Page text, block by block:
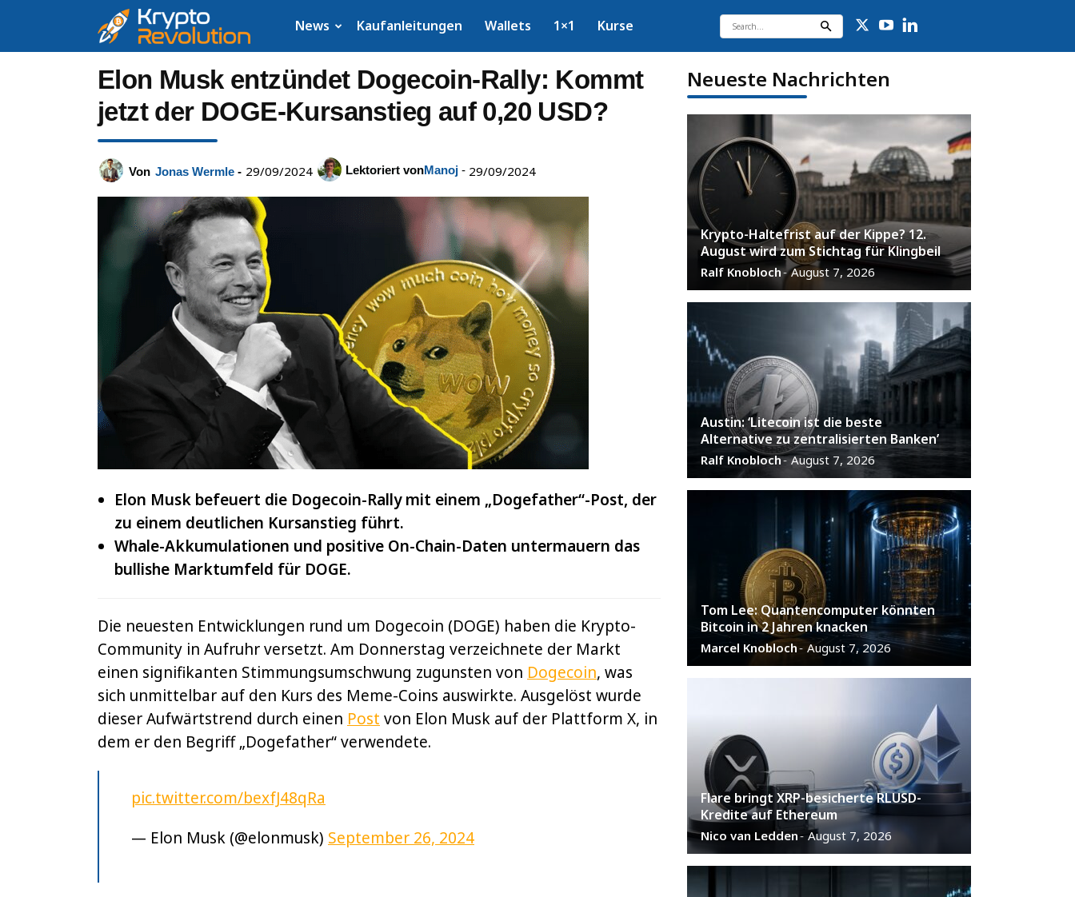
Krypto
News:
Aktuelle
Bitcoin,
XRP,
Dogecoin,
Cardano,
IOTA
und
VeChain
News Kaufanleitungen Wallets 1×1 Kurse
Elon Musk entzündet Dogecoin-Rally: Kommt
jetzt der DOGE-Kursanstieg auf 0,20 USD?
Von Jonas Wermle - 29/09/2024 Lektoriert vonManoj - 29/09/2024
Elon Musk befeuert die Dogecoin-Rally mit einem „Dogefather“-Post, der
zu einem deutlichen Kursanstieg führt.
Whale-Akkumulationen und positive On-Chain-Daten untermauern das
bullishe Marktumfeld für DOGE.
Die neuesten Entwicklungen rund um Dogecoin (DOGE) haben die Krypto-
Community in Aufruhr versetzt. Am Donnerstag verzeichnete der Markt
einen signifikanten Stimmungsumschwung zugunsten von Dogecoin, was
sich unmittelbar auf den Kurs des Meme-Coins auswirkte. Ausgelöst wurde
dieser Aufwärtstrend durch einen Post von Elon Musk auf der Plattform X, in
dem er den Begriff „Dogefather“ verwendete.
pic.twitter.com/bexfJ48qRa
— Elon Musk (@elonmusk) September 26, 2024
Neueste Nachrichten
Krypto-Haltefrist auf der Kippe? 12.
August wird zum Stichtag für Klingbeil
Ralf Knobloch- August 7, 2026
Austin: ‘Litecoin ist die beste
Alternative zu zentralisierten Banken’
Ralf Knobloch- August 7, 2026
Tom Lee: Quantencomputer könnten
Bitcoin in 2 Jahren knacken
Marcel Knobloch- August 7, 2026
Flare bringt XRP-besicherte RLUSD-
Kredite auf Ethereum
Nico van Ledden- August 7, 2026